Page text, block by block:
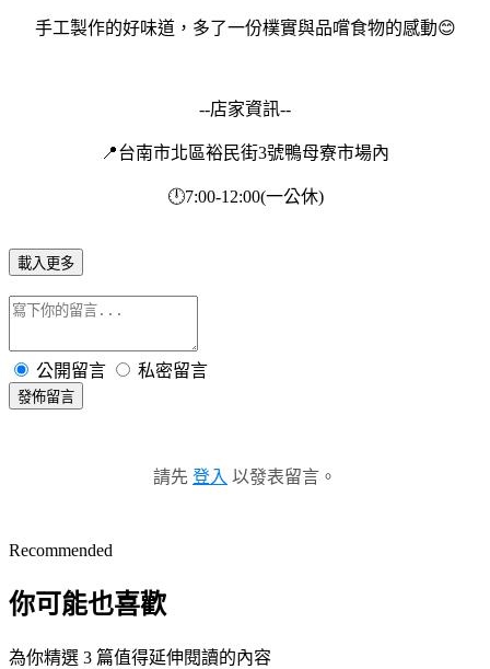
手工製作的好味道，多了一份樸實與品嚐食物的感動😊
--店家資訊--
📍台南市北區裕民街3號鴨母寮市場內
🕛7:00-12:00(一公休)
載入更多
公開留言 私密留言
發佈留言
請先 登入 以發表留言。
Recommended
你可能也喜歡
為你精選 3 篇值得延伸閱讀的內容